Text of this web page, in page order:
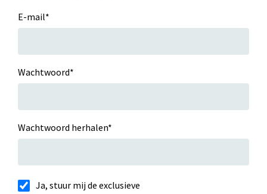
E-mail*
Wachtwoord*
Wachtwoord herhalen*
Ja, stuur mij de exclusieve